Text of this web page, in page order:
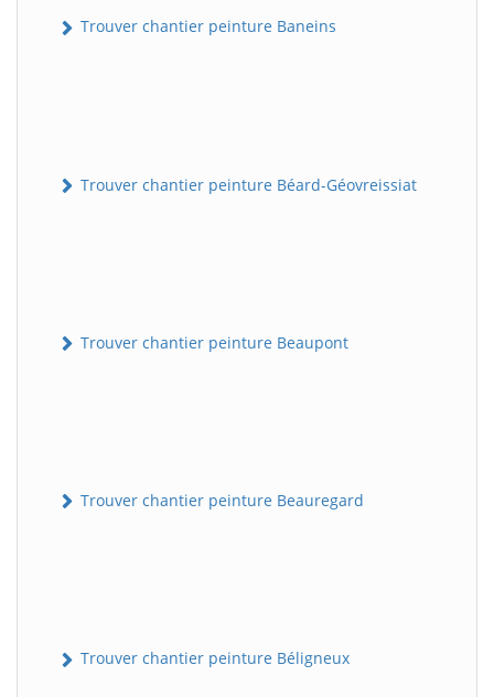
Trouver chantier peinture Baneins
Trouver chantier peinture Béard-Géovreissiat
Trouver chantier peinture Beaupont
Trouver chantier peinture Beauregard
Trouver chantier peinture Béligneux